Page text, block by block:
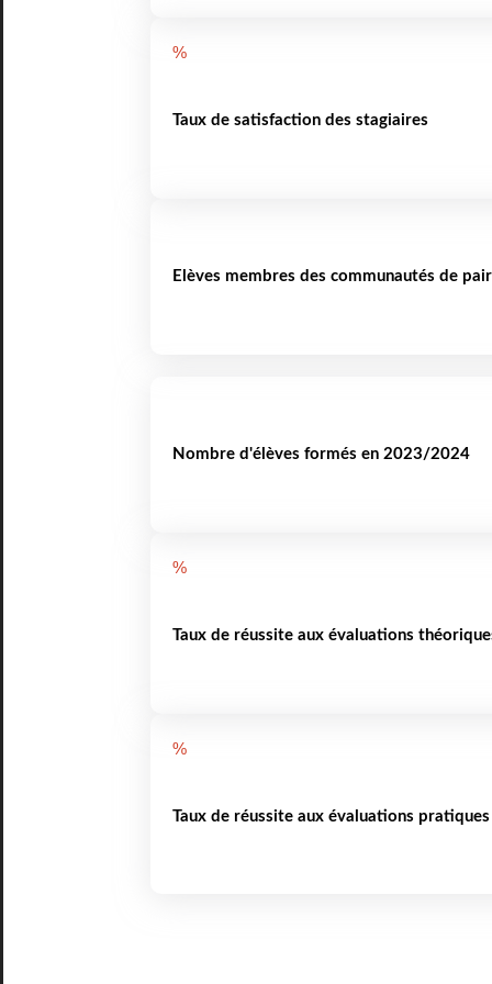
%
Taux de satisfaction des stagiaires
Elèves membres des communautés de
Nombre d'élèves formés en 2023/2024
%
Taux de réussite aux évaluations
%
Taux de réussite aux évaluations pratiques